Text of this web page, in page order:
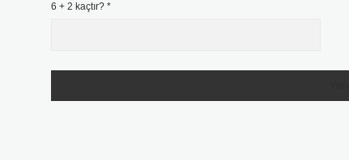
6 + 2 kaçtır? *